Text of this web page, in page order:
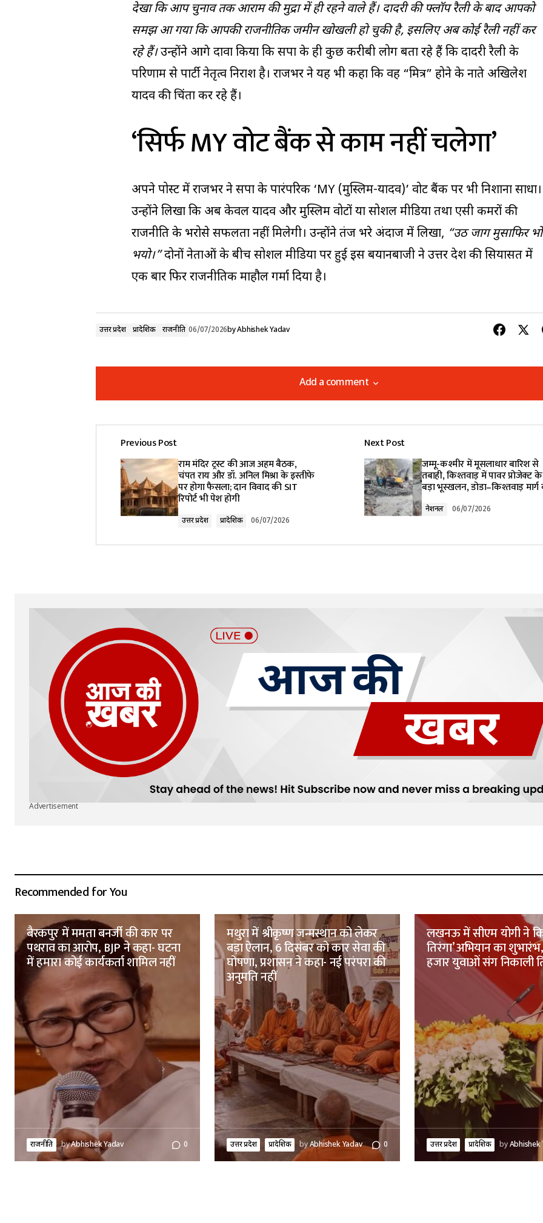
देखा कि आप चुनाव तक आराम की मुद्रा में ही रहने वाले हैं। दादरी की फ्लॉप रैली के बाद आपको
समझ आ गया कि आपकी राजनीतिक जमीन खोखली हो चुकी है, इसलिए अब कोई रैली नहीं कर
रहे हैं।उन्होंने आगे दावा किया कि सपा के ही कुछ करीबी लोग बता रहे हैं कि दादरी रैली के
परिणाम से पार्टी नेतृत्व निराश है। राजभर ने यह भी कहा कि वह “मित्र” होने के नाते अखिलेश
यादव की चिंता कर रहे हैं।
‘सिर्फ MY वोट बैंक से काम नहीं चलेगा’
अपने पोस्ट में राजभर ने सपा के पारंपरिक ‘MY (मुस्लिम-यादव)’ वोट बैंक पर भी निशाना साधा।
उन्होंने लिखा कि अब केवल यादव और मुस्लिम वोटों या सोशल मीडिया तथा एसी कमरों की
राजनीति के भरोसे सफलता नहीं मिलेगी। उन्होंने तंज भरे अंदाज में लिखा, “उठ जाग मुसाफिर
भयो।”दोनों नेताओं के बीच सोशल मीडिया पर हुई इस बयानबाजी ने उत्तर प्रदेश की सियासत में
एक बार फिर राजनीतिक माहौल गर्मा दिया है।
उत्तर प्रदेश प्रादेशिक राजनीति 06/07/2026byAbhishek Yadav
Add a comment
Add a comment
Your email address will not be published. Required fields are marked
Comment*
Submit Comment
Previous Post
राम मंदिर ट्रस्ट की आज अहम बैठक,
चंपत राय और डॉ. अनिल मिश्रा के इस्तीफे
पर होगा फैसला; दान विवाद की SIT
रिपोर्ट भी पेश होगी
उत्तर प्रदेश प्रादेशिक 06/07/2026
Next Post
जम्मू-कश्मीर में मूसलाधार बारिश से
तबाही, किश्तवाड़ में पावर प्रोजेक्ट
बड़ा भूस्खलन, डोडा–किश्तवाड़
नेशनल 06/07/2026
Advertisement
Recommended for You
बैरकपुर में ममता बनर्जी की कार पर
पथराव का आरोप, BJP ने कहा- घटना
में हमारा कोई कार्यकर्ता शामिल नहीं
राजनीति byAbhishek Yadav 0
मथुरा में श्रीकृष्ण जन्मस्थान को लेकर
बड़ा ऐलान, 6 दिसंबर को कार सेवा की
घोषणा, प्रशासन ने कहा- नई परंपरा की
अनुमति नहीं
उत्तर प्रदेश प्रादेशिक byAbhishek Yadav 0
लखनऊ में सीएम योगी ने
तिरंगा’ अभियान का
हजार युवाओं संग निकाली
उत्तर प्रदेश प्रादेशिक byAbhishek